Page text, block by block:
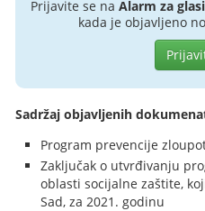
Prijavite se na Alarm za
kada je objavljeno
Sadržaj objavljenih
Program prevencije
Zaključak o utvrđivanju
oblasti socijalne zaštite,
Sad, za 2021. godinu